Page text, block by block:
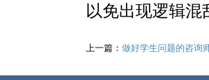
以免出现逻辑
上一篇： 做好学生问题的咨询